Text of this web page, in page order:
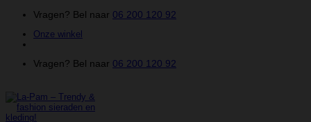
inhoud
Vragen? Bel naar 06 200 120 92
Onze winkel
Vragen? Bel naar 06 200 120 92